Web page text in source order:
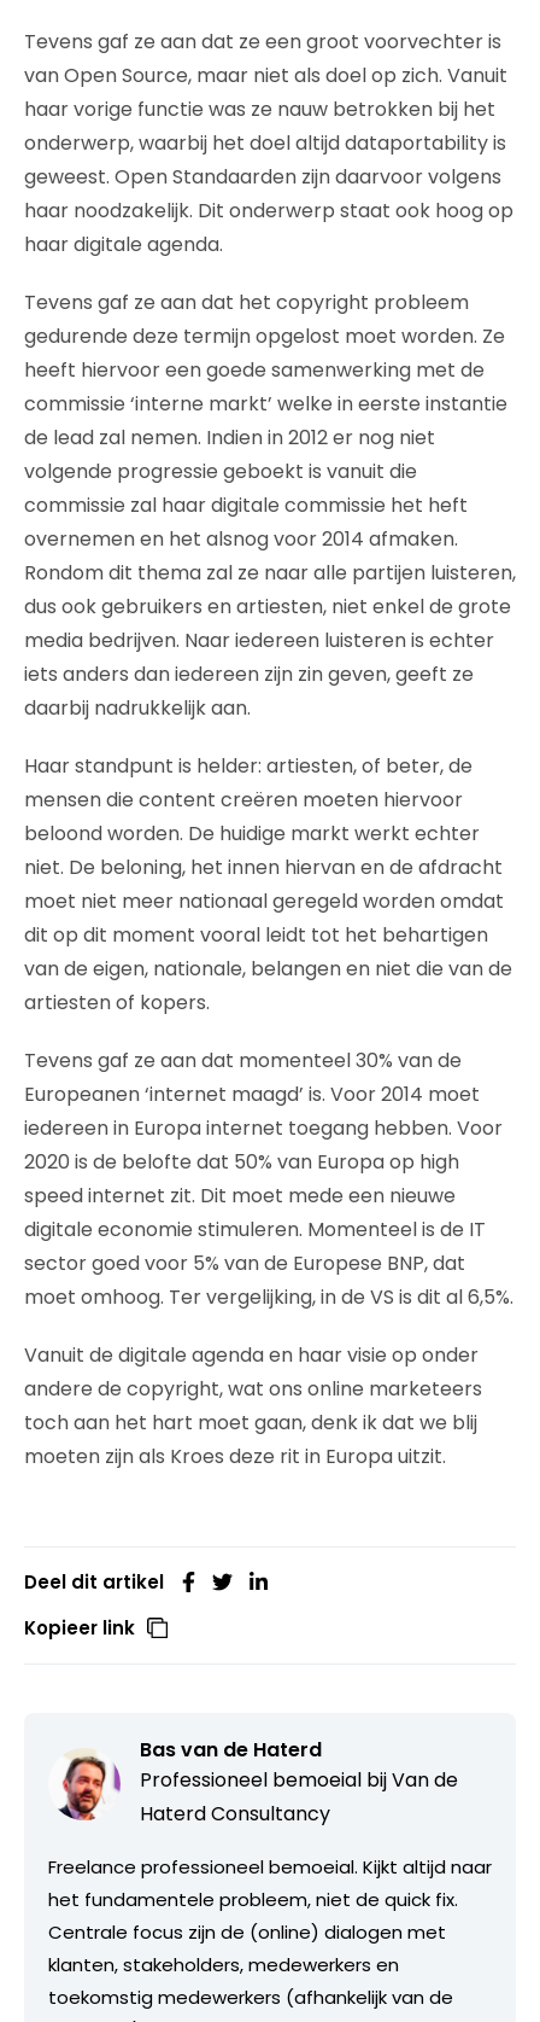
Tevens gaf ze aan dat ze een groot voorvechter is
van Open Source, maar niet als doel op zich. Vanuit
haar vorige functie was ze nauw betrokken bij het
onderwerp, waarbij het doel altijd dataportability is
geweest. Open Standaarden zijn daarvoor volgens
haar noodzakelijk. Dit onderwerp staat ook hoog op
haar digitale agenda.
Tevens gaf ze aan dat het copyright probleem
gedurende deze termijn opgelost moet worden. Ze
heeft hiervoor een goede samenwerking met de
commissie ‘interne markt’ welke in eerste instantie
de lead zal nemen. Indien in 2012 er nog niet
volgende progressie geboekt is vanuit die
commissie zal haar digitale commissie het heft
overnemen en het alsnog voor 2014 afmaken.
Rondom dit thema zal ze naar alle partijen luisteren,
dus ook gebruikers en artiesten, niet enkel de grote
media bedrijven. Naar iedereen luisteren is echter
iets anders dan iedereen zijn zin geven, geeft ze
daarbij nadrukkelijk aan.
Haar standpunt is helder: artiesten, of beter, de
mensen die content creëren moeten hiervoor
beloond worden. De huidige markt werkt echter
niet. De beloning, het innen hiervan en de afdracht
moet niet meer nationaal geregeld worden omdat
dit op dit moment vooral leidt tot het behartigen
van de eigen, nationale, belangen en niet die van de
artiesten of kopers.
Tevens gaf ze aan dat momenteel 30% van de
Europeanen ‘internet maagd’ is. Voor 2014 moet
iedereen in Europa internet toegang hebben. Voor
2020 is de belofte dat 50% van Europa op high
speed internet zit. Dit moet mede een nieuwe
digitale economie stimuleren. Momenteel is de IT
sector goed voor 5% van de Europese BNP, dat
moet omhoog. Ter vergelijking, in de VS is dit al 6,5%.
Vanuit de digitale agenda en haar visie op onder
andere de copyright, wat ons online marketeers
toch aan het hart moet gaan, denk ik dat we blij
moeten zijn als Kroes deze rit in Europa uitzit.
Deel dit artikel
Kopieer link
Bas van de Haterd
Professioneel bemoeial bijVan de
Haterd Consultancy
Freelance professioneel bemoeial. Kijkt altijd naar
het fundamentele probleem, niet de quick fix.
Centrale focus zijn de (online) dialogen met
klanten, stakeholders, medewerkers en
toekomstig medewerkers (afhankelijk van de